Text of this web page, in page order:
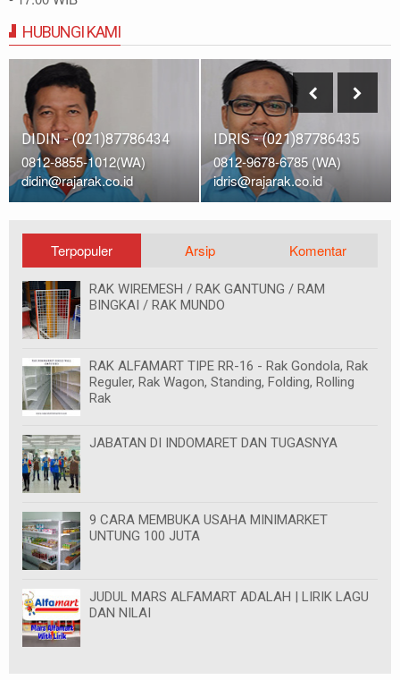
HUBUNGI KAMI
IDRIS - (021)87786435
0812-9678-6785 (WA)
idris@rajarak.co.id
DIDIN - (021)87786434
0812-8855-1012(WA)
didin@rajarak.co.id
Terpopuler Arsip Komentar
RAK WIREMESH / RAK GANTUNG / RAM
BINGKAI / RAK MUNDO
RAK ALFAMART TIPE RR-16 - Rak Gondola, Rak
Reguler, Rak Wagon, Standing, Folding, Rolling
Rak
JABATAN DI INDOMARET DAN TUGASNYA
9 CARA MEMBUKA USAHA MINIMARKET
UNTUNG 100 JUTA
JUDUL MARS ALFAMART ADALAH | LIRIK LAGU
DAN NILAI